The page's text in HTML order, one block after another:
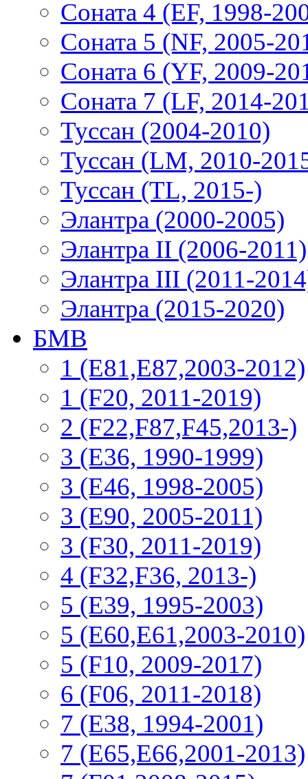
Соната 4 (EF, 1998-
Соната 5 (NF, 2005-
Соната 6 (YF, 2009-
Соната 7 (LF, 2014-
Туссан (2004-2010)
Туссан (LM, 2010-
Туссан (TL, 2015-)
Элантра (2000-2005)
Элантра II (2006-2011)
Элантра III (2011-
Элантра (2015-2020)
БМВ
1 (E81,E87,2003-2012)
1 (F20, 2011-2019)
2 (F22,F87,F45,2013-)
3 (Е36, 1990-1999)
3 (E46, 1998-2005)
3 (E90, 2005-2011)
3 (F30, 2011-2019)
4 (F32,F36, 2013-)
5 (E39, 1995-2003)
5 (E60,E61,2003-2010)
5 (F10, 2009-2017)
6 (F06, 2011-2018)
7 (E38, 1994-2001)
7 (E65,E66,2001-2013)